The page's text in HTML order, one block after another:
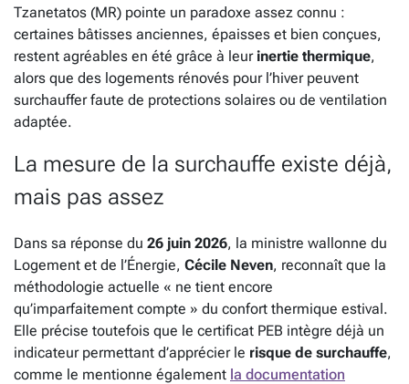
Tzanetatos (MR) pointe un paradoxe assez connu :
certaines bâtisses anciennes, épaisses et bien conçues,
restent agréables en été grâce à leurinertie thermique,
alors que des logements rénovés pour l’hiver peuvent
surchauffer faute de protections solaires ou de ventilation
adaptée.
La mesure de la surchauffe existe déjà,
mais pas assez
Dans sa réponse du 26 juin 2026, la ministre wallonne du
Logement et de l’Énergie, Cécile Neven, reconnaît que la
méthodologie actuelle « ne tient encore
qu’imparfaitement compte » du confort thermique estival.
Elle précise toutefois que le certificat PEB intègre déjà un
indicateur permettant d’apprécier le risque de surchauffe,
comme le mentionne également la documentation